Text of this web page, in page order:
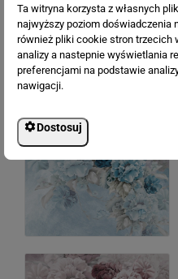
Ta witryna korzysta z własnych
najwyższy poziom doświadczenia
również pliki cookie stron trzecich
analizy a nastepnie wyświetlania
preferencjami na podstawie
nawigacji.
Dostosuj